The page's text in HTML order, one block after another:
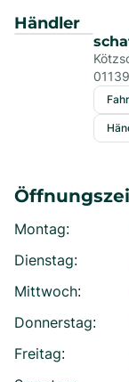
Händler
01139
Montag:
Dienstag:
Mittwoch:
Donnerstag:
Freitag: